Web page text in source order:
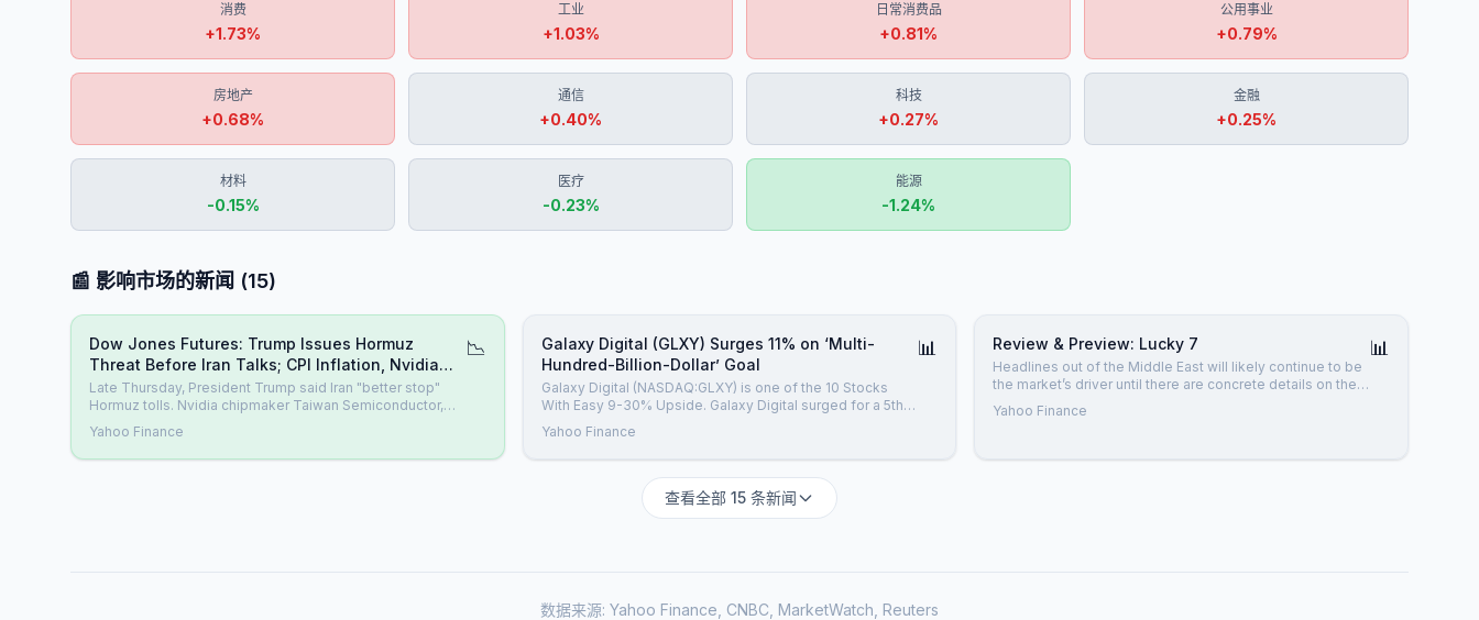
消费
+1.73%
工业
+1.03%
日常消费品
+0.81%
公用事业
+0.79%
房地产
+0.68%
通信
+0.40%
科技
+0.27%
金融
+0.25%
材料
-0.15%
医疗
-0.23%
能源
-1.24%
📰 影响市场的新闻 (15)
Dow Jones Futures: Trump Issues Hormuz
Threat Before Iran Talks; CPI Inflation, Nvidia
Chipmaker Due
Late Thursday, President Trump said Iran "better stop"
Hormuz tolls. Nvidia chipmaker Taiwan Semiconductor,
CPI inflation loom.
Yahoo Finance
📉
Galaxy Digital (GLXY) Surges 11% on ‘Multi-
Hundred-Billion-Dollar’ Goal
Galaxy Digital (NASDAQ:GLXY) is one of the 10 Stocks
With Easy 9-30% Upside. Galaxy Digital surged for a 5th
consecutive day on Thursday, climbing 11.32 percent to
close at $21.15 apiece after announcing an ambitious goal
digital infrastructure a
Yahoo Finance
📊 Review & Preview: Lucky 7
Headlines out of the Middle East will likely continue to be
the market’s driver until there are concrete details on the
Strait of Hormuz’ reopening.
Yahoo Finance
📊
查看全部 15 条新闻
数据来源: Yahoo Finance, CNBC, MarketWatch, Reuters